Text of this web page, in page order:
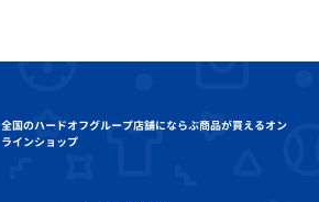
全国のハードオフグループ店舗にならぶ商品が買えるオン
ラインショップ